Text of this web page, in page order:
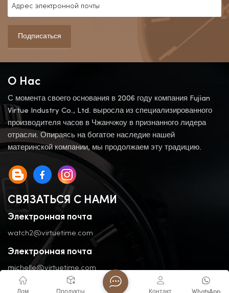
Подписаться
О Нас
С момента своего основания в 2006 году компания Fujian
Virtue Industry Co., Ltd. выросла из специализированного
производителя часов в Чжанчжоу в признанного лидера
отрасли. Опираясь на богатое наследие нашей
материнской компании, мы продолжаем эту традицию.
СВЯЗАТЬСЯ С НАМИ
Электронная почта
watch2@virtuetime.com
Электронная почта
michelle@virtuetime.com
Телефон